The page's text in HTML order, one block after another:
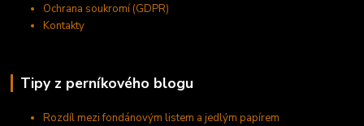
Ochrana soukromí (GDPR)
Kontakty
Tipy z perníkového blogu
Rozdíl mezi fondánovým listem a jedlým papírem